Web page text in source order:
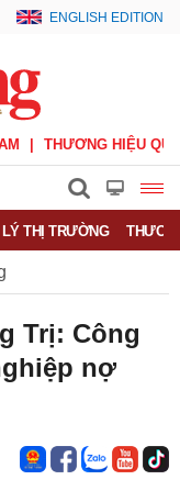
ENGLISH EDITION
THƯƠNG HIỆU
THỊ TRƯỜNG
Trị: Công
nợ